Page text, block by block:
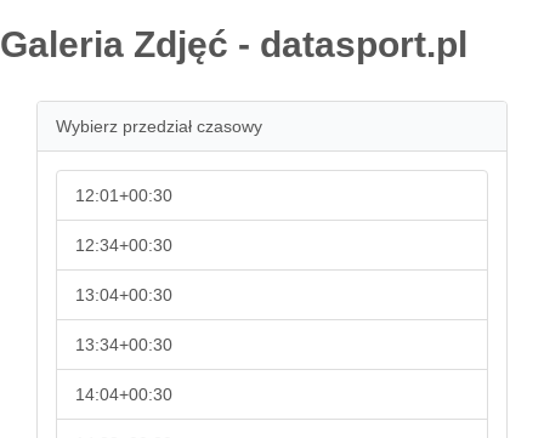
Galeria Zdjęć - datasport.pl
Wybierz przedział czasowy
12:01+00:30
12:34+00:30
13:04+00:30
13:34+00:30
14:04+00:30